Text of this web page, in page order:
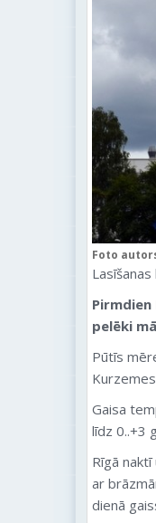
Foto
Lasīšanas
pelēki
Pūtīs
Gaisa
līdz 0..+3
Rīgā
ar
dienā